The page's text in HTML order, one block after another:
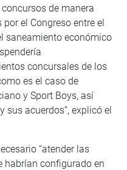
de manera
el Congreso entre el
saneamiento económico
concursales de los
es el caso de
y Sport Boys, así
sus acuerdos”, explicó el
“atender las
habrían configurado en